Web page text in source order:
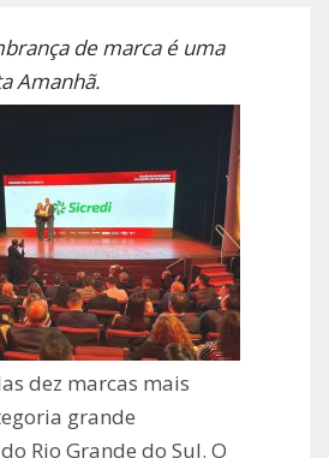
de marca é uma
Amanhã.
dez marcas mais
grande
Rio Grande do Sul. O